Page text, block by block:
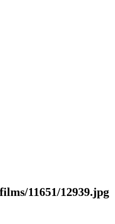
11651/12939.jpg